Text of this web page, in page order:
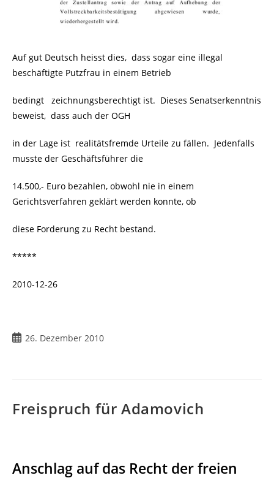
Auf gut Deutsch heisst dies, dass sogar eine illegal
beschäftigte Putzfrau in einem Betrieb
bedingt zeichnungsberechtigt ist. Dieses Senatserkenntnis
beweist, dass auch der OGH
in der Lage ist realitätsfremde Urteile zu fällen. Jedenfalls
musste der Geschäftsführer die
14.500,- Euro bezahlen, obwohl nie in einem
Gerichtsverfahren geklärt werden konnte, ob
diese Forderung zu Recht bestand.
*****
2010-12-26
Beitrag
26. Dezember 2010
Freispruch für Adamovich
Anschlag auf das Recht der freien